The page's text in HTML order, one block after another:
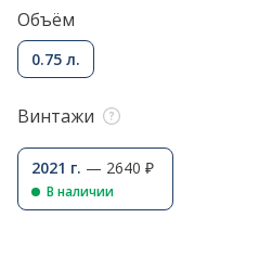
Объём
0.75 л.
Винтажи
2021 г. — 2640 ₽
В наличии